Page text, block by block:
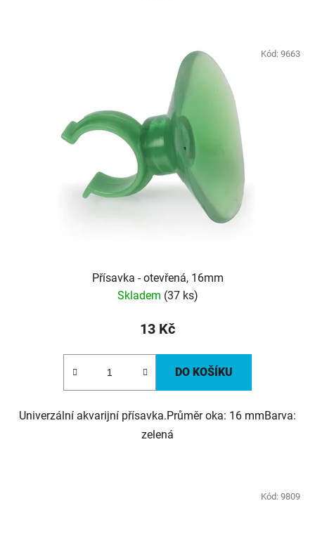
Přísavka - otevřená, 16mm
Skladem (37 ks)
13 Kč
DO KOŠÍKU
Univerzální akvarijní přísavka.Průměr oka: 16 mmBarva:
zelená
Kód: 9663
Kód: 9809